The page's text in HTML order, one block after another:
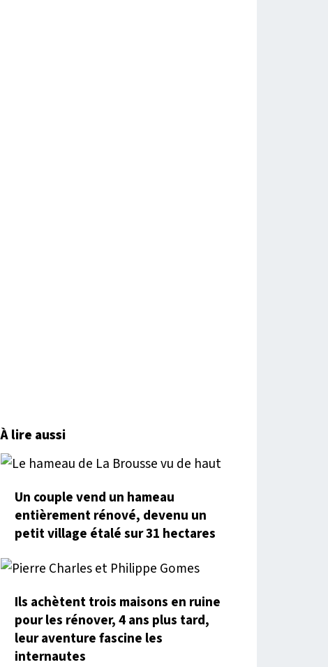
À lire aussi
Un couple vend un hameau
entièrement rénové, devenu un
petit village étalé sur 31 hectares
Ils achètent trois maisons en ruine
pour les rénover, 4 ans plus tard,
leur aventure fascine les
internautes